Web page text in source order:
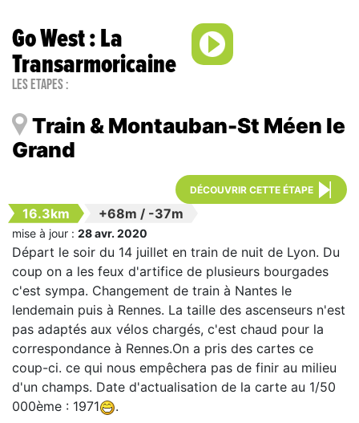
Go West : La
Transarmoricaine
Les étapes :
Train & Montauban-St Méen le
Grand
DÉCOUVRIR CETTE ÉTAPE
16.3km +68m / -37m
mise à jour : 28 avr. 2020
Départ le soir du 14 juillet en train de nuit de Lyon. Du
coup on a les feux d'artifice de plusieurs bourgades
c'est sympa. Changement de train à Nantes le
lendemain puis à Rennes. La taille des ascenseurs n'est
pas adaptés aux vélos chargés, c'est chaud pour la
correspondance à Rennes.On a pris des cartes ce
coup-ci. ce qui nous empêchera pas de finir au milieu
d'un champs. Date d'actualisation de la carte au 1/50
000ème : 1971
.